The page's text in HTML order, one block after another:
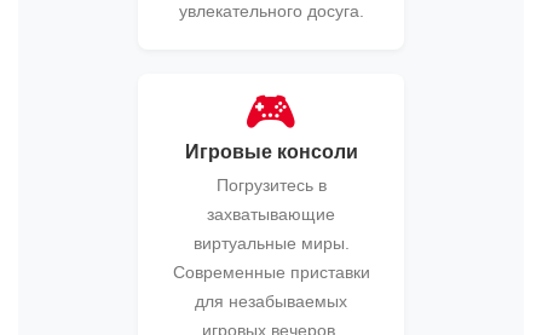
увлекательного досуга.
🎮
Игровые консоли
Погрузитесь в
захватывающие
виртуальные миры.
Современные приставки
для незабываемых
игровых вечеров.